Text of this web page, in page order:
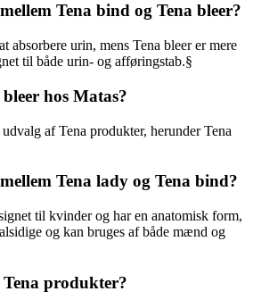
Tena bind og Tena bleer?
absorbere urin, mens Tena bleer er mere
til både urin- og afføringstab.§
hos Matas?
af Tena produkter, herunder Tena
Tena lady og Tena bind?
til kvinder og har en anatomisk form,
og kan bruges af både mænd og
produkter?